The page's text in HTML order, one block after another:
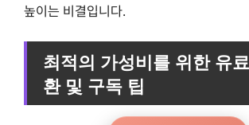
높이는 비결입니다.
최적의 가성비를 위한 유
환 및 구독 팁